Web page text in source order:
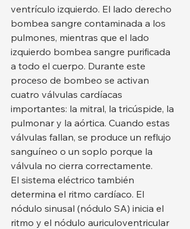
ventrículo izquierdo. El lado derecho
bombea sangre contaminada a los
pulmones, mientras que el lado
izquierdo bombea sangre purificada
a todo el cuerpo. Durante este
proceso de bombeo se activan
cuatro válvulas cardíacas
importantes: la mitral, la tricúspide, la
pulmonar y la aórtica. Cuando estas
válvulas fallan, se produce un reflujo
sanguíneo o un soplo porque la
válvula no cierra correctamente.
El sistema eléctrico también
determina el ritmo cardíaco. El
nódulo sinusal (nódulo SA) inicia el
ritmo y el nódulo auriculoventricular